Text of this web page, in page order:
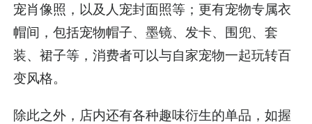
宠肖像照，以及人宠封面照等；更有宠物专属衣
帽间，包括宠物帽子、墨镜、发卡、围兜、套
装、裙子等，消费者可以与自家宠物一起玩转百
变风格。
除此之外，店内还有各种趣味衍生的单品，如握